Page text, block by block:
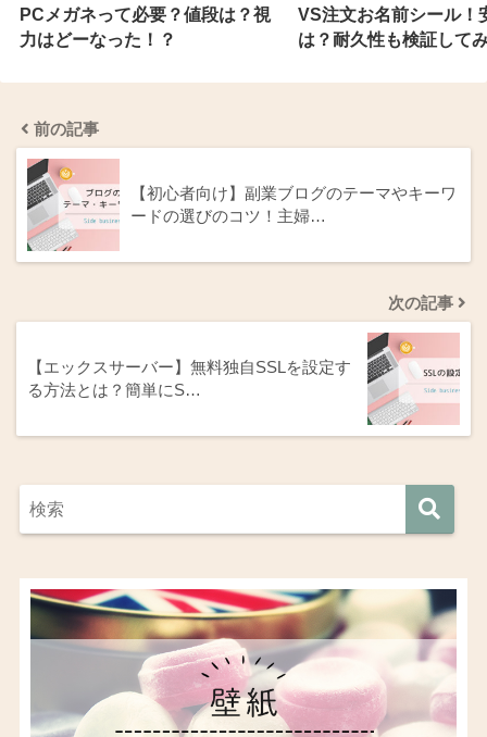
PCメガネって必要？値段は？視
力はどーなった！？
VS注文お名前シール！
は？耐久性も検証して
前の記事
【初心者向け】副業ブログのテーマやキーワ
ードの選びのコツ！主婦…
次の記事
【エックスサーバー】無料独自SSLを設定す
る方法とは？簡単にS…